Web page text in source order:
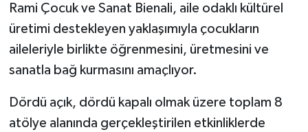
Rami Çocuk ve Sanat Bienali, aile odaklı kültürel
üretimi destekleyen yaklaşımıyla çocukların
aileleriyle birlikte öğrenmesini, üretmesini ve
sanatla bağ kurmasını amaçlıyor.
Dördü açık, dördü kapalı olmak üzere toplam 8
atölye alanında gerçekleştirilen etkinliklerde